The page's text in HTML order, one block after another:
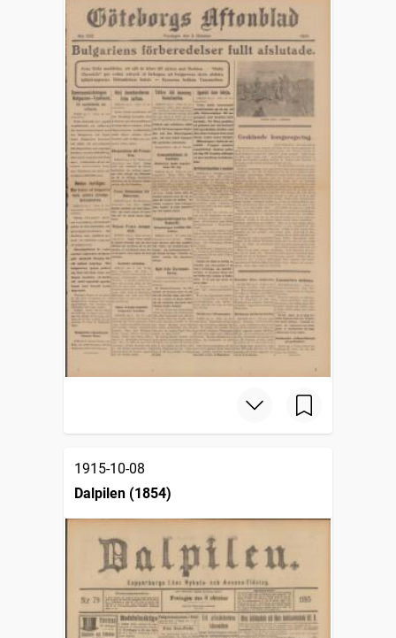
1915-10-08
Dalpilen (1854)